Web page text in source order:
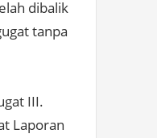
dibalik
tanpa
III.
Laporan